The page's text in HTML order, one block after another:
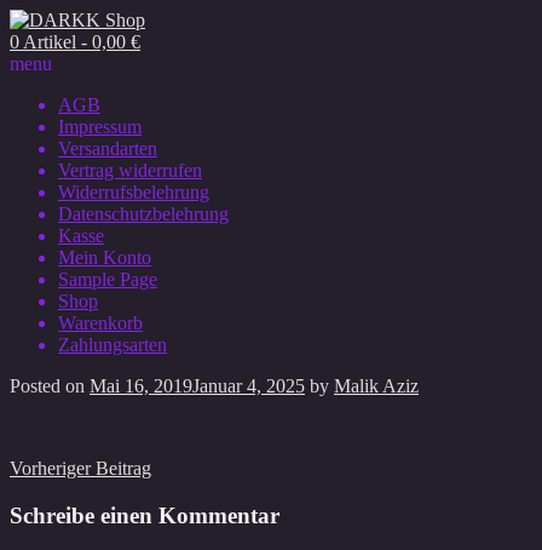
0 Artikel - 0,00 €
menu
AGB
Impressum
Versandarten
Vertrag widerrufen
Widerrufsbelehrung
Datenschutzbelehrung
Kasse
Mein Konto
Sample Page
Shop
Warenkorb
Zahlungsarten
Posted on Mai 16, 2019Januar 4, 2025 by Malik Aziz
Beitragsnavigation
Vorheriger Beitrag
Schreibe einen Kommentar